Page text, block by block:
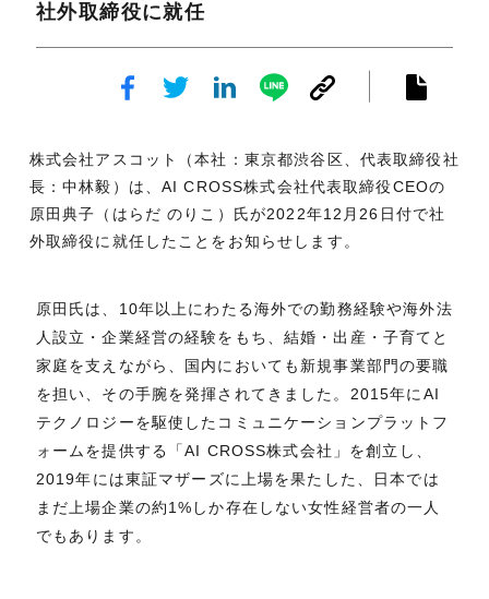
社外取締役に就任
株式会社アスコット（本社：東京都渋谷区、代表取締役社
長：中林毅）は、AI CROSS株式会社代表取締役CEOの
原田典子（はらだ のりこ）氏が2022年12月26日付で社
外取締役に就任したことをお知らせします。
原田氏は、10年以上にわたる海外での勤務経験や海外法
人設立・企業経営の経験をもち、結婚・出産・子育てと
家庭を支えながら、国内においても新規事業部門の要職
を担い、その手腕を発揮されてきました。2015年にAI
テクノロジーを駆使したコミュニケーションプラットフ
ォームを提供する「AI CROSS株式会社」を創立し、
2019年には東証マザーズに上場を果たした、日本では
まだ上場企業の約1%しか存在しない女性経営者の一人
でもあります。